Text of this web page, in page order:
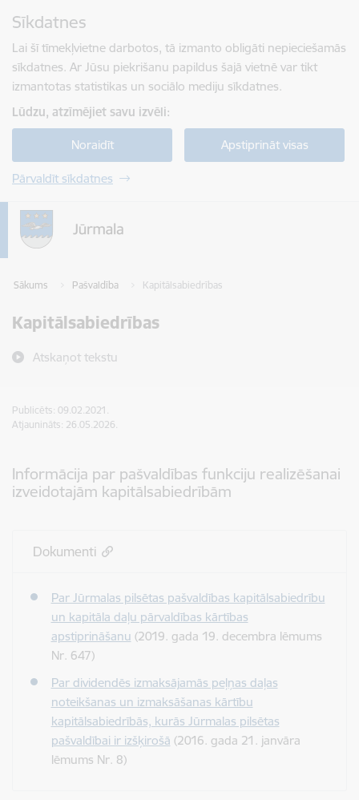
Sīkdatnes
Lai šī tīmekļvietne darbotos, tā izmanto obligāti nepieciešamās
sīkdatnes. Ar Jūsu piekrišanu papildus šajā vietnē var tikt
izmantotas statistikas un sociālo mediju sīkdatnes.
Lūdzu, atzīmējiet savu izvēli:
Noraidīt Apstiprināt visas
Pārvaldīt sīkdatnes
Sākums Pašvaldība Kapitālsabiedrības
Kapitālsabiedrības
Atskaņot tekstu
Publicēts: 09.02.2021.
Atjaunināts: 26.05.2026.
Informācija par pašvaldības funkciju realizēšanai
izveidotajām kapitālsabiedrībām
Dokumenti
Par Jūrmalas pilsētas pašvaldības kapitālsabiedrību
un kapitāla daļu pārvaldības kārtības
apstiprināšanu (2019. gada 19. decembra lēmums
Nr. 647)
Par dividendēs izmaksājamās peļņas daļas
noteikšanas un izmaksāšanas kārtību
kapitālsabiedrībās, kurās Jūrmalas pilsētas
pašvaldībai ir izšķirošā (2016. gada 21. janvāra
lēmums Nr. 8)